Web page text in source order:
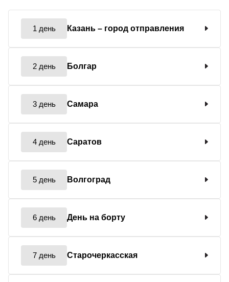
1 день Казань – город отправления
2 день Болгар
3 день Самара
4 день Саратов
5 день Волгоград
6 день День на борту
7 день Старочеркасская